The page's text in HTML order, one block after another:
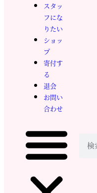
スタッ
フにな
りたい
ショッ
プ
寄付す
る
退会
お問い
合わせ